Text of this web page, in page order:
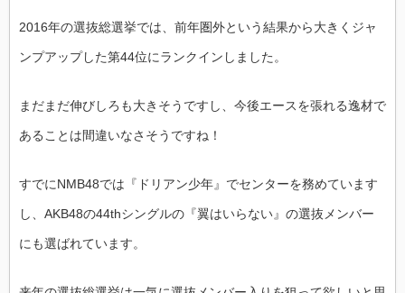
2016年の選抜総選挙では、前年圏外という結果から大きくジャ
ンプアップした第44位にランクインしました。
まだまだ伸びしろも大きそうですし、今後エースを張れる逸材で
あることは間違いなさそうですね！
すでにNMB48では『ドリアン少年』でセンターを務めています
し、AKB48の44thシングルの『翼はいらない』の選抜メンバー
にも選ばれています。